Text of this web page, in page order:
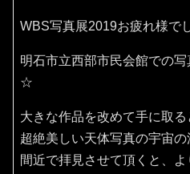
WBS写真展2019お疲れ様で
明石市立西部市民会館での
☆
大きな作品を改めて手に取る
超絶美しい天体写真の宇宙
間近で拝見させて頂くと、